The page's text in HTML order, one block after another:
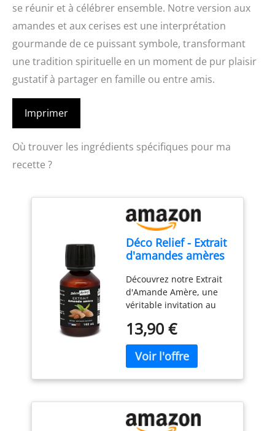
se réunir et à célébrer ensemble. Notre version aux
amandes et aux cerises est une interprétation
gourmande de ce puissant symbole, transformant
une tradition spirituelle en un moment de pur plaisir
gustatif à partager en famille ou entre amis.
Imprimer
Où trouver les ingrédients spécifiques pour ma
recette ?
Déco Relief - Extrait
d'amandes amères
Découvrez notre Extrait
d'Amande Amère, une
véritable invitation au
dans l’univers
authentique des arômes
avec cet extrait d’une
pureté exceptionnelle,
capturant toute la
Contrairement aux
13,90 €